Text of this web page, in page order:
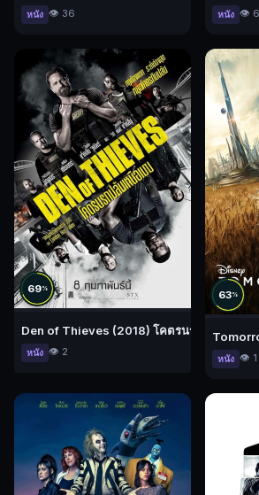
หนัง 👁️ 36 หนัง 👁️
69%
Den of Thieves (2018) โคตรนรกปล้นเหนือเ
หนัง 👁️ 2
63%
หนัง 👁️ 1